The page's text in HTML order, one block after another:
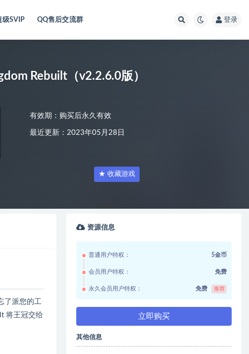
级SVIP QQ售后交流群 登录
Rebuilt（v2.2.6.0版）
有效期：购买后永久有效
最近更新：2023年05月28日
★ 收藏游戏
派您的工
将王冠交给
资源信息
普通用户特权： 5金币
会员用户特权： 免费
永久会员用户特权： 免费 推荐
立即购买
其他信息